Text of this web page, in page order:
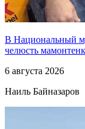
В Национальный
челюсть
6 августа 2026
Наиль Байназаров